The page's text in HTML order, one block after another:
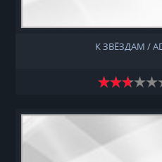
К ЗВЁЗДАМ /